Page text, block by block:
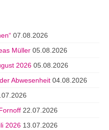
07.08.2026
Müller 05.08.2026
2026 05.08.2026
Abwesenheit 04.08.2026
22.07.2026
2026 13.07.2026